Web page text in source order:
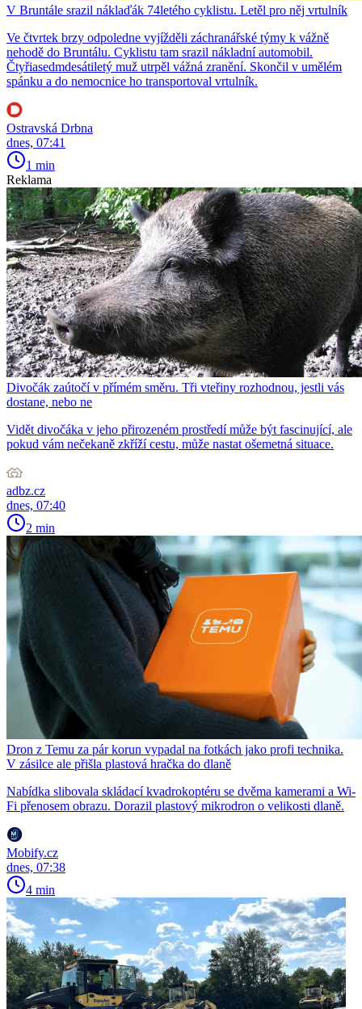
V Bruntále srazil náklaďák 74letého cyklistu. Letěl pro něj vrtulník
Ve čtvrtek brzy odpoledne vyjížděli záchranářské týmy k vážně
nehodě do Bruntálu. Cyklistu tam srazil nákladní automobil.
Čtyřiasedmdesátiletý muž utrpěl vážná zranění. Skončil v umělém
spánku a do nemocnice ho transportoval vrtulník.
Ostravská Drbna
dnes, 07:41
1 min
Reklama
Divočák zaútočí v přímém směru. Tři vteřiny rozhodnou, jestli vás
dostane, nebo ne
Vidět divočáka v jeho přirozeném prostředí může být fascinující, ale
pokud vám nečekaně zkříží cestu, může nastat ošemetná situace.
adbz.cz
dnes, 07:40
2 min
Dron z Temu za pár korun vypadal na fotkách jako profi technika.
V zásilce ale přišla plastová hračka do dlaně
Nabídka slibovala skládací kvadrokoptéru se dvěma kamerami a Wi-
Fi přenosem obrazu. Dorazil plastový mikrodron o velikosti dlaně.
Mobify.cz
dnes, 07:38
4 min